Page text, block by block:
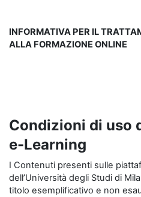
INFORMATIVA PER IL
ALLA FORMAZIONE ONLINE
Condizioni di uso
e-Learning
I Contenuti presenti sulle
dell’Università degli Studi di
titolo esemplificativo e non